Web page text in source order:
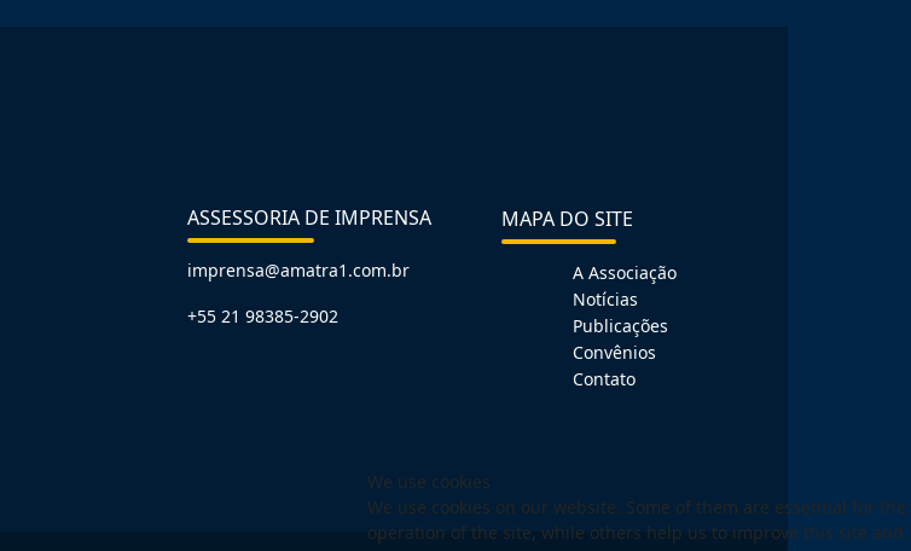
ASSESSORIA DE IMPRENSA
imprensa@amatra1.com.br
+55 21 98385-2902
MAPA DO SITE
A Associação
Notícias
Publicações
Convênios
Contato
We use cookies
We use cookies on our website. Some of them are essential for the
operation of the site, while others help us to improve this site and